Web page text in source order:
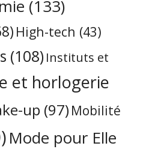
(133)
High-tech (43)
(108) Instituts et
et horlogerie
up (97) Mobilité
Mode pour Elle